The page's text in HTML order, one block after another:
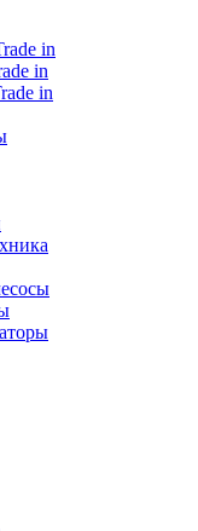
in
in
in